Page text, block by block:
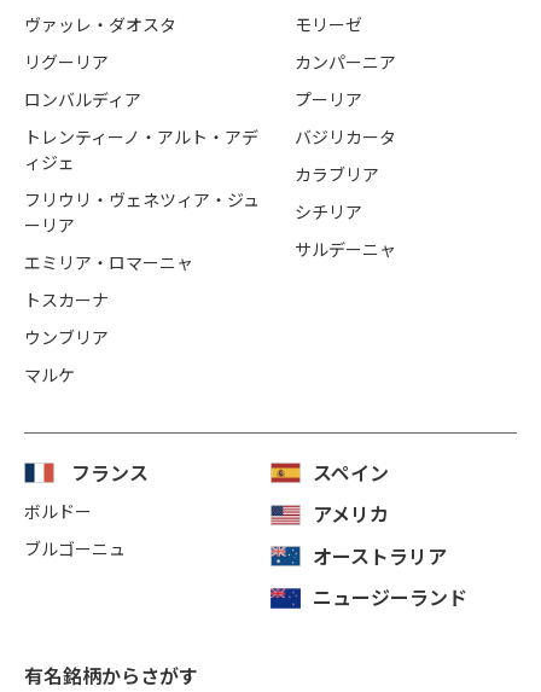
ヴァッレ・ダオスタ
リグーリア
ロンバルディア
トレンティーノ・アルト・アデ
ィジェ
フリウリ・ヴェネツィア・ジュ
ーリア
エミリア・ロマーニャ
トスカーナ
ウンブリア
マルケ
モリーゼ
カンパーニア
プーリア
バジリカータ
カラブリア
シチリア
サルデーニャ
フランス
ボルドー
ブルゴーニュ
スペイン
アメリカ
オーストラリア
ニュージーランド
有名銘柄からさがす